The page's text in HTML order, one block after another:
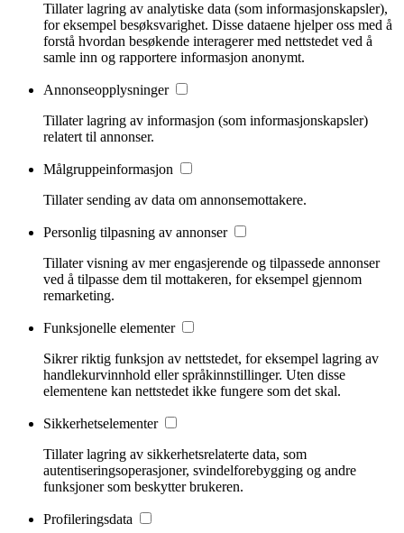
Tillater lagring av analytiske data (som informasjonskapsler),
for eksempel besøksvarighet. Disse dataene hjelper oss med å
forstå hvordan besøkende interagerer med nettstedet ved å
samle inn og rapportere informasjon anonymt.
Annonseopplysninger
Tillater lagring av informasjon (som informasjonskapsler)
relatert til annonser.
Målgruppeinformasjon
Tillater sending av data om annonsemottakere.
Personlig tilpasning av annonser
Tillater visning av mer engasjerende og tilpassede annonser
ved å tilpasse dem til mottakeren, for eksempel gjennom
remarketing.
Funksjonelle elementer
Sikrer riktig funksjon av nettstedet, for eksempel lagring av
handlekurvinnhold eller språkinnstillinger. Uten disse
elementene kan nettstedet ikke fungere som det skal.
Sikkerhetselementer
Tillater lagring av sikkerhetsrelaterte data, som
autentiseringsoperasjoner, svindelforebygging og andre
funksjoner som beskytter brukeren.
Profileringsdata